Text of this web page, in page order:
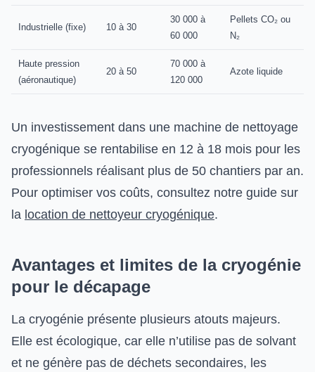
Industrielle (fixe) 10 à 30
30 000 à
60 000
Pellets CO₂ ou
N₂
Haute pression
(aéronautique)
20 à 50
70 000 à
120 000
Azote liquide
Un investissement dans une machine de nettoyage
cryogénique se rentabilise en 12 à 18 mois pour les
professionnels réalisant plus de 50 chantiers par an.
Pour optimiser vos coûts, consultez notre guide sur
la location de nettoyeur cryogénique.
Avantages et limites de la cryogénie
pour le décapage
La cryogénie présente plusieurs atouts majeurs.
Elle est écologique, car elle n’utilise pas de solvant
et ne génère pas de déchets secondaires, les